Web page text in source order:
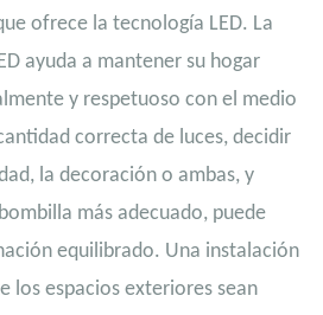
ofrece la tecnología LED. La
ayuda a mantener su hogar
y respetuoso con el medio
correcta de luces, decidir
la decoración o ambas, y
más adecuado, puede
equilibrado. Una instalación
los espacios exteriores sean